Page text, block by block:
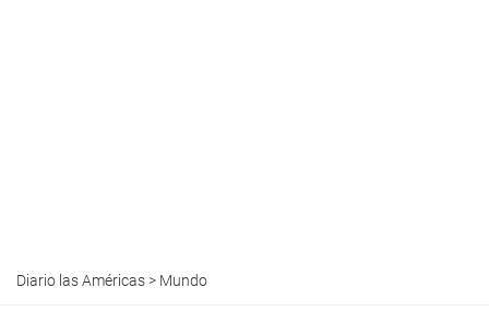
Diario las Américas> Mundo